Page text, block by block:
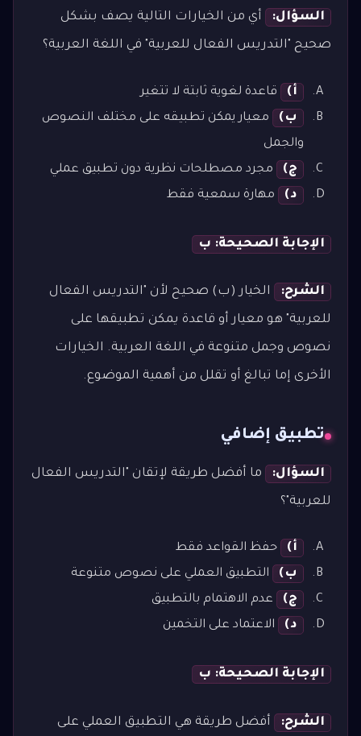
السؤال: أي من الخيارات التالية يصف بشكل
صحيح "التدريس الفعال للعربية" في اللغة العربية؟
أ)
قاعدة لغوية ثابتة لا تتغير
ب)
معيار يمكن تطبيقه على مختلف النصوص
والجمل
ج)
مجرد مصطلحات نظرية دون تطبيق عملي
د)
مهارة سمعية فقط
الإجابة الصحيحة: ب
الشرح: الخيار (ب) صحيح لأن "التدريس الفعال
للعربية" هو معيار أو قاعدة يمكن تطبيقها على
نصوص وجمل متنوعة في اللغة العربية. الخيارات
الأخرى إما تبالغ أو تقلل من أهمية الموضوع.
تطبيق إضافي
السؤال: ما أفضل طريقة لإتقان "التدريس الفعال
للعربية"؟
أ)
حفظ القواعد فقط
ب)
التطبيق العملي على نصوص متنوعة
ج)
عدم الاهتمام بالتطبيق
د)
الاعتماد على التخمين
الإجابة الصحيحة: ب
الشرح: أفضل طريقة هي التطبيق العملي على